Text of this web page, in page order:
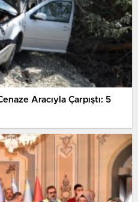
Aracıyla Çarpıştı: 5